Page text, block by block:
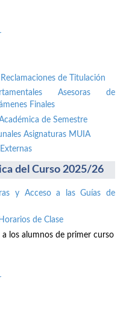
de Titulación
Asesoras de
Finales
de Semestre
Asignaturas MUIA
del Curso 2025/26
y Acceso a las Guías de
de Clase
los alumnos de primer curso